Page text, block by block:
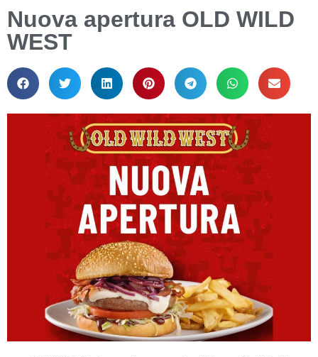
Nuova apertura OLD WILD
WEST